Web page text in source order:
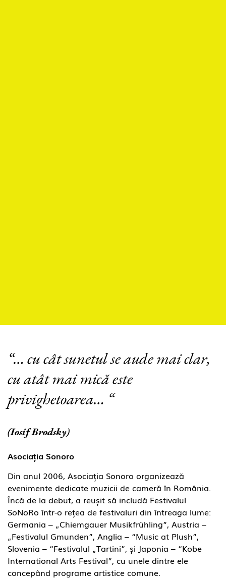
“… cu cât sunetul se aude mai clar,
cu atât mai mică este
privighetoarea… “
(Iosif Brodsky)
Asociația Sonoro
Din anul 2006, Asociația Sonoro organizează
evenimente dedicate muzicii de cameră în România.
Încă de la debut, a reușit să includă Festivalul
SoNoRo într-o rețea de festivaluri din întreaga lume:
Germania – „Chiemgauer Musikfrühling”, Austria –
„Festivalul Gmunden”, Anglia – “Music at Plush”,
Slovenia – “Festivalul „Tartini”, și Japonia – “Kobe
International Arts Festival”, cu unele dintre ele
concepând programe artistice comune.